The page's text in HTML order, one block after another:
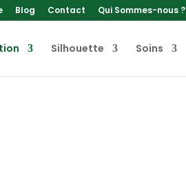
Blog Contact Qui Sommes-nous ?
Silhouette Soins